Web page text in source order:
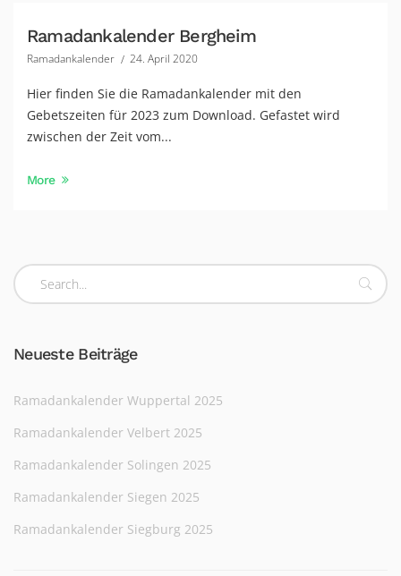
Ramadankalender Bergheim
Ramadankalender 24. April 2020
Hier finden Sie die Ramadankalender mit den
Gebetszeiten für 2023 zum Download. Gefastet wird
zwischen der Zeit vom...
More
Neueste Beiträge
Ramadankalender Wuppertal 2025
Ramadankalender Velbert 2025
Ramadankalender Solingen 2025
Ramadankalender Siegen 2025
Ramadankalender Siegburg 2025